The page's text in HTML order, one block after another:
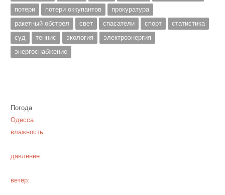
потери
потери оккупантов
прокуратура
ракетный обстрел
свет спасатели спорт
статистика
суд
теннис экология
электроэнергия
энергоснабжение
Погода
Одесса
влажность:
давление:
ветер: